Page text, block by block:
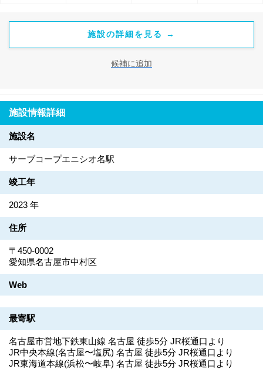
施設の詳細を見る →
候補に追加
施設情報詳細
施設名
サーブコープエニシオ名駅
竣工年
2023 年
住所
〒450-0002
愛知県名古屋市中村区
Web
最寄駅
名古屋市営地下鉄東山線 名古屋 徒歩5分 JR桜通口より
JR中央本線(名古屋〜塩尻) 名古屋 徒歩5分 JR桜通口より
JR東海道本線(浜松〜岐阜) 名古屋 徒歩5分 JR桜通口より